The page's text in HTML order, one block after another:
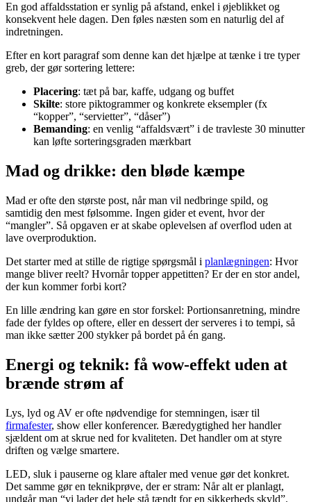
En god affaldsstation er synlig på afstand, enkel i øjeblikket og
konsekvent hele dagen. Den føles næsten som en naturlig del af
indretningen.
Efter en kort paragraf som denne kan det hjælpe at tænke i tre typer
greb, der gør sortering lettere:
Placering: tæt på bar, kaffe, udgang og buffet
Skilte: store piktogrammer og konkrete eksempler (fx
“kopper”, “servietter”, “dåser”)
Bemanding: en venlig “affaldsvært” i de travleste 30 minutter
kan løfte sorteringsgraden mærkbart
Mad og drikke: den bløde kæmpe
Mad er ofte den største post, når man vil nedbringe spild, og
samtidig den mest følsomme. Ingen gider et event, hvor der
“mangler”. Så opgaven er at skabe oplevelsen af overflod uden at
lave overproduktion.
Det starter med at stille de rigtige spørgsmål i planlægningen: Hvor
mange bliver reelt? Hvornår topper appetitten? Er der en stor andel,
der kun kommer forbi kort?
En lille ændring kan gøre en stor forskel: Portionsanretning, mindre
fade der fyldes op oftere, eller en dessert der serveres i to tempi, så
man ikke sætter 200 stykker på bordet på én gang.
Energi og teknik: få wow-effekt uden at
brænde strøm af
Lys, lyd og AV er ofte nødvendige for stemningen, især til
firmafester, show eller konferencer. Bæredygtighed her handler
sjældent om at skrue ned for kvaliteten. Det handler om at styre
driften og vælge smartere.
LED, sluk i pauserne og klare aftaler med venue gør det konkret.
Det samme gør en teknikprøve, der er stram: Når alt er planlagt,
undgår man “vi lader det hele stå tændt for en sikkerheds skyld”.